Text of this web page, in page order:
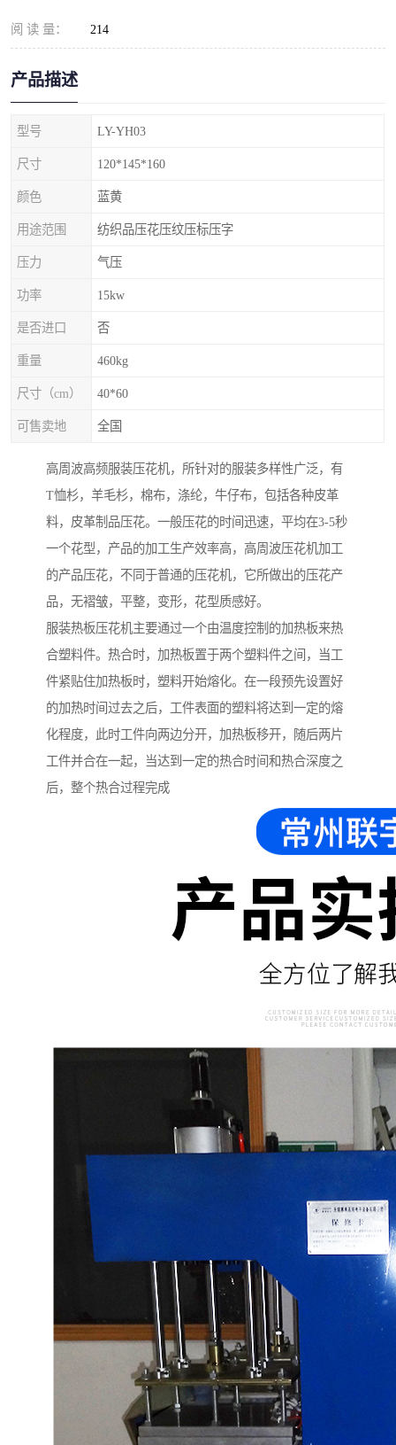
阅 读 量： 214
产品描述
型号 LY-YH03
尺寸 120*145*160
颜色 蓝黄
用途范围 纺织品压花压纹压标压字
压力 气压
功率 15kw
是否进口 否
重量 460kg
尺寸（cm） 40*60
可售卖地 全国
高周波高频服装压花机，所针对的服装多样性广泛，有
T恤杉，羊毛杉，棉布，涤纶，牛仔布，包括各种皮革
料，皮革制品压花。一般压花的时间迅速，平均在3-5秒
一个花型，产品的加工生产效率高，高周波压花机加工
的产品压花，不同于普通的压花机，它所做出的压花产
品，无褶皱，平整，变形，花型质感好。
服装热板压花机主要通过一个由温度控制的加热板来热
合塑料件。热合时，加热板置于两个塑料件之间，当工
件紧贴住加热板时，塑料开始熔化。在一段预先设置好
的加热时间过去之后，工件表面的塑料将达到一定的熔
化程度，此时工件向两边分开，加热板移开，随后两片
工件并合在一起，当达到一定的热合时间和热合深度之
后，整个热合过程完成